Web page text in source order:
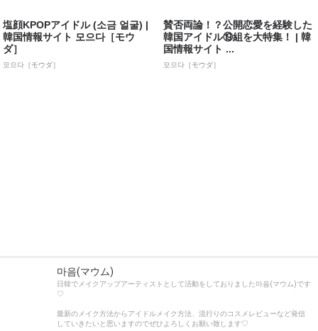
塩顔KPOPアイドル (소금 얼굴) |
韓国情報サイト 모으다［モウ
ダ］
모으다［モウダ］
賛否両論！？公開恋愛を経験した
韓国アイドル⑲組を大特集！ | 韓
国情報サイト ...
모으다［モウダ］
마음(マウム)
日韓でメイクアップアーティストとして活動をしておりました마음(マウム)です
♡
最新のメイク方法からアイドルメイク方法、流行りのコスメレビューなど発信
していきたいと思いますのでぜひよろしくお願い致します♡